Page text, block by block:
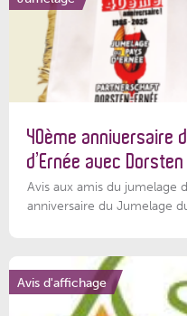
40ème anniversaire
d’Ernée avec Dorsten
Avis aux amis du jumelage
anniversaire du Jumelage
Avis d'affichage